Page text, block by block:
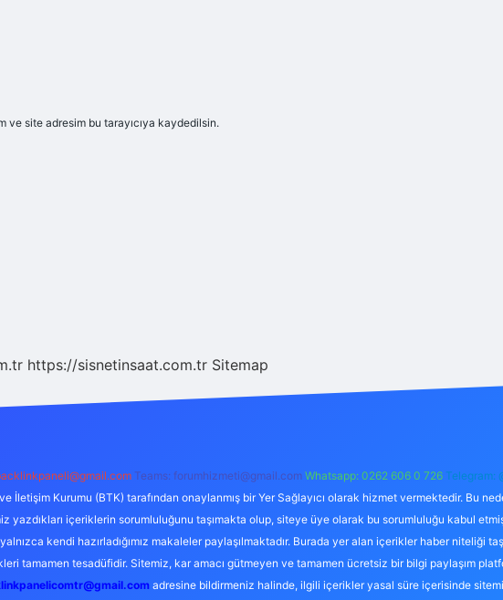
ve site adresim bu tarayıcıya kaydedilsin.
https://sisnetinsaat.com.tr Sitemap
Teams: forumhizmeti@gmail.com Whatsapp: 0262 606 0 726 Telegram:
İletişim Kurumu (BTK) tarafından onaylanmış bir Yer Sağlayıcı olarak hizmet vermektedir. Bu
yazdıkları içeriklerin sorumluluğunu taşımakta olup, siteye üye olarak bu sorumluluğu kabul
kendi hazırladığımız makaleler paylaşılmaktadır. Burada yer alan içerikler haber niteliği
tamamen tesadüfidir. Sitemiz, kar amacı gütmeyen ve tamamen ücretsiz bir bilgi paylaşım
adresine bildirmeniz halinde, ilgili içerikler yasal süre içerisinde